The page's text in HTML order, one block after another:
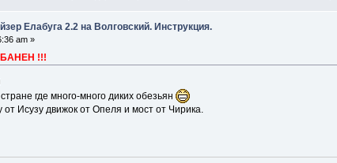
Елабуга 2.2 на Волговский. Инструкция.
am »
!!!
где много-много диких обезьян
Исузу движок от Опеля и мост от Чирика.